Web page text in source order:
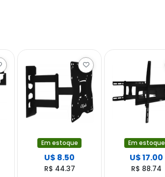
Em estoque
U$ 8.50
R$ 44.37
Em estoque
U$ 17.00
R$ 88.74